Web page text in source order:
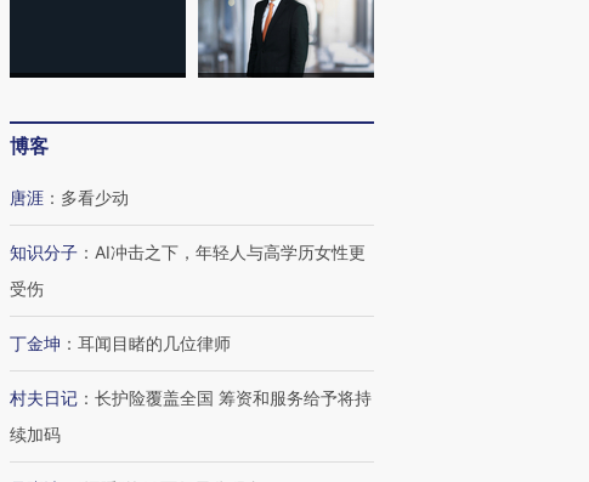
走进第四届链博
数智科技“链”接产
博客
唐涯 ： 多看少动
知识分子 ： AI冲击之下，年轻人与高学历女性更
受伤
丁金坤 ： 耳闻目睹的几位律师
村夫日记 ： 长护险覆盖全国 筹资和服务给予将持
续加码